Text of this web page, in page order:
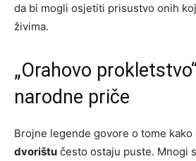
da bi mogli osjetiti prisustvo onih
živima.
„Orahovo
narodne priče
Brojne legende govore o tome kako
dvorištu često ostaju puste. Mnogi